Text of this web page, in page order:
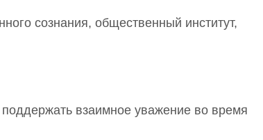
сознания, общественный институт,
взаимное уважение во время